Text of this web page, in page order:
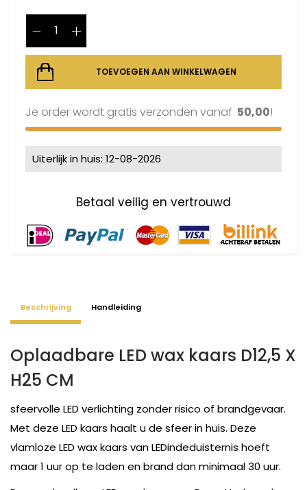
TOEVOEGEN AAN WINKELWAGEN
Je order wordt gratis verzonden vanaf 50,00!
Uiterlijk in huis: 12-08-2026
Beschrijving Handleiding
Oplaadbare LED wax kaars D12,5 X
H25 CM
sfeervolle LED verlichting zonder risico of brandgevaar.
Met deze LED kaars haalt u de sfeer in huis. Deze
vlamloze LED wax kaars van LEDindeduisternis hoeft
maar 1 uur op te laden en brand dan minimaal 30 uur.